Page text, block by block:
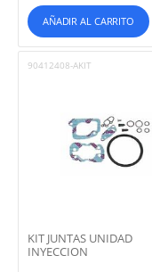
AÑADIR AL CARRITO
90412408-AKIT
KIT JUNTAS UNIDAD
INYECCION